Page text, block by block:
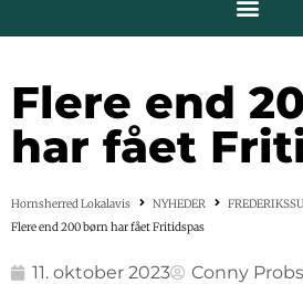
Flere end
har fået
Hornsherred Lokalavis NYHEDER
Flere end 200 børn har fået Fritidspas
11. oktober 2023
Conny